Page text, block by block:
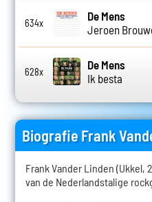
634x
De Mens
Jeroen
628x
De Mens
Ik besta
Biografie Frank
Frank Vander Linden (Ukkel,
van de Nederlandstalige